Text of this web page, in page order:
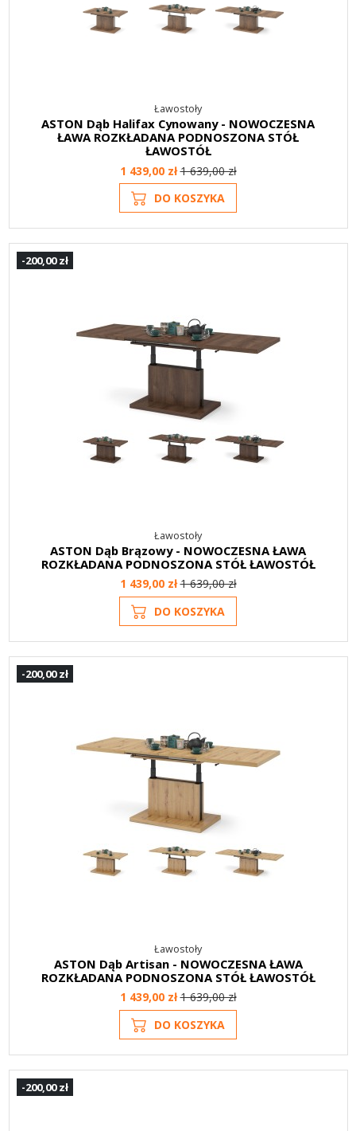
Ławostoły
ASTON Dąb Halifax Cynowany - NOWOCZESNA
ŁAWA ROZKŁADANA PODNOSZONA STÓŁ
ŁAWOSTÓŁ
1 439,00 zł1 639,00 zł
DO KOSZYKA
-200,00 zł
Ławostoły
ASTON Dąb Brązowy - NOWOCZESNA ŁAWA
ROZKŁADANA PODNOSZONA STÓŁ ŁAWOSTÓŁ
1 439,00 zł1 639,00 zł
DO KOSZYKA
-200,00 zł
Ławostoły
ASTON Dąb Artisan - NOWOCZESNA ŁAWA
ROZKŁADANA PODNOSZONA STÓŁ ŁAWOSTÓŁ
1 439,00 zł1 639,00 zł
DO KOSZYKA
-200,00 zł